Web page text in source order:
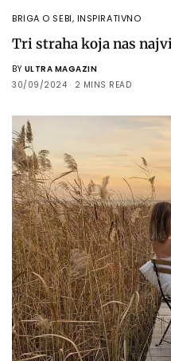
BRIGA O SEBI, INSPIRATIVNO
Tri straha koja nas
BY ULTRA MAGAZIN
30/09/2024
2 MINS READ